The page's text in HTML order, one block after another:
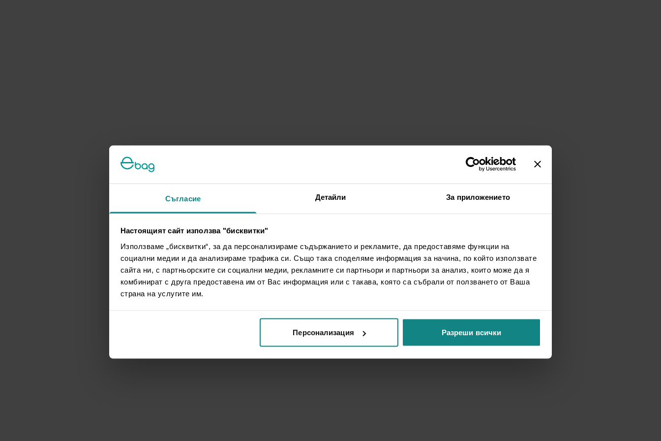
Съгласие Детайли За приложението
Настоящият сайт използва "бисквитки"
Използваме „бисквитки“, за да персонализираме съдържанието и рекламите, да предоставяме функции на
социални медии и да анализираме трафика си. Също така споделяме информация за начина, по който използвате
сайта ни, с партньорските си социални медии, рекламните си партньори и партньори за анализ, които може да я
комбинират с друга предоставена им от Вас информация или с такава, която са събрали от ползването от Ваша
страна на услугите им.
Персонализация Разреши всички